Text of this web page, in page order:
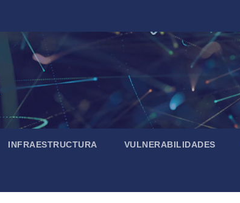
INFRAESTRUCTURA VULNERABILIDADES